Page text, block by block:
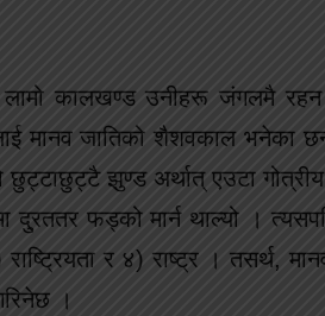
लामो कालखण्ड उनीहरू जंगलमै
मानव जातिको शैशवकाल भनेका
झुण्ड अर्थात् एउटा
दु्रततर फड्को मार्न थाल्यो ।
र ४) राष्ट्र । तसर्थ,
।